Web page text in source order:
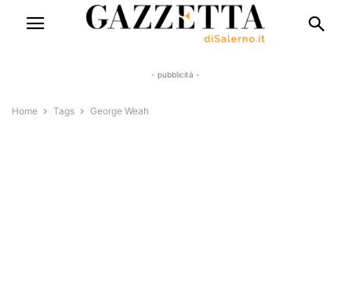
- pubblicità -
Home Tags George Weah